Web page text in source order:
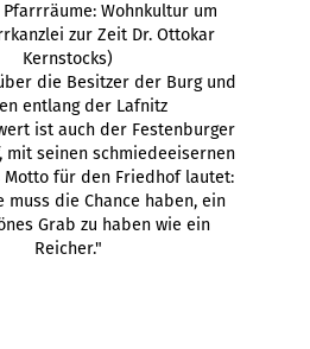
Wohnkultur um
zur Zeit Dr. Ottokar
Kernstocks)
die Besitzer der Burg und
entlang der Lafnitz
ist auch der Festenburger
mit seinen schmiedeeisernen
Motto für den Friedhof lautet:
muss die Chance haben, ein
Grab zu haben wie ein
Reicher."